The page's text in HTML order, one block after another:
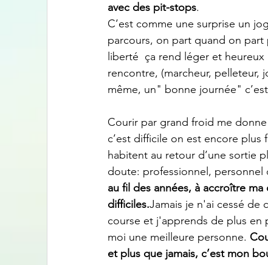
avec des pit-stops.
C’est comme une surprise un
parcours, on part quand on part
liberté  ça rend léger et
rencontre, (marcheur, pelleteur,
même, un" bonne journée"
Courir par grand froid me
c’est difficile on est encore
habitent au retour d’une sortie
doute: professionnel, personnel
au fil des années, à accroître
difficiles.Jamais je n'ai cessé de
course et j'apprends de plus en
moi une meilleure personne.
et plus que jamais, c’est mon